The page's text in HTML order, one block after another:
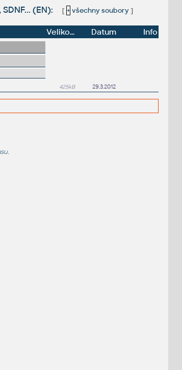
(EN): [ + všechny soubory]
Velikost Datum
Info
425kB 29.3.2012